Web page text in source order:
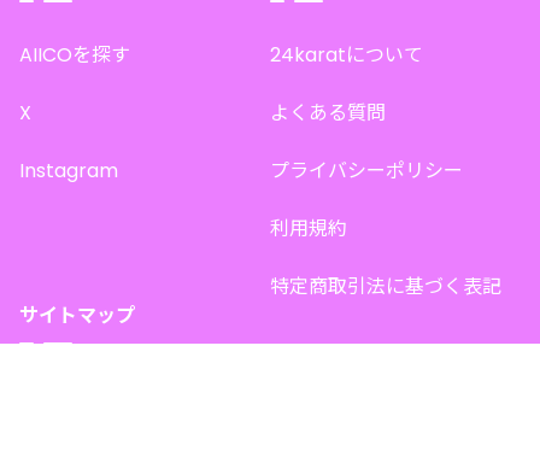
AIICOを探す
X
Instagram
24karatについて
よくある質問
プライバシーポリシー
利用規約
特定商取引法に基づく表記
サイトマップ